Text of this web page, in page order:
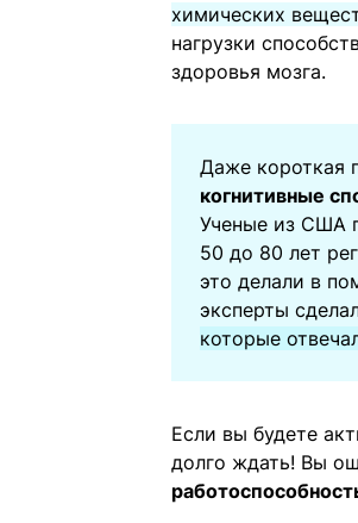
химических
нагрузки
здоровья мозга.
Даже короткая
когнитивные
Ученые из США
50 до 80 лет
это делали в
эксперты
которые
Если вы будете
долго ждать! Вы